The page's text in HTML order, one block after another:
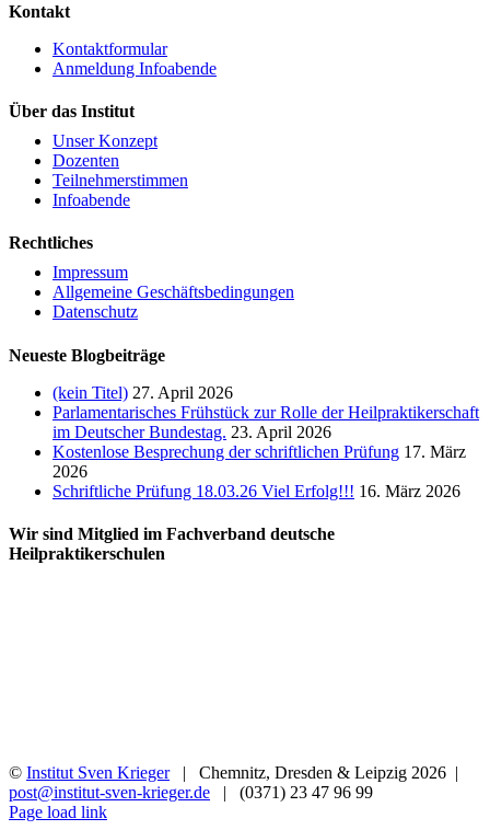
Kontakt
Kontaktformular
Anmeldung Infoabende
Über das Institut
Unser Konzept
Dozenten
Teilnehmerstimmen
Infoabende
Rechtliches
Impressum
Allgemeine Geschäftsbedingungen
Datenschutz
Neueste Blogbeiträge
(kein Titel) 27. April 2026
Parlamentarisches Frühstück zur Rolle der Heilpraktikerschaft
im Deutscher Bundestag. 23. April 2026
Kostenlose Besprechung der schriftlichen Prüfung 17. März
2026
Schriftliche Prüfung 18.03.26 Viel Erfolg!!! 16. März 2026
Wir sind Mitglied im Fachverband deutsche
Heilpraktikerschulen
© Institut Sven Krieger| Chemnitz, Dresden & Leipzig 2026 |
post@institut-sven-krieger.de | (0371) 23 47 96 99
Facebook
YouTube
Instagram
Rss
Page load link